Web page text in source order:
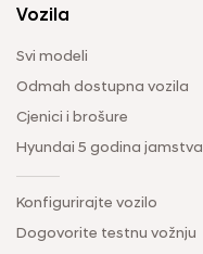
Vozila
Svi modeli
Odmah dostupna vozila
Cjenici i brošure
Hyundai 5 godina jamstva
Konfigurirajte vozilo
Dogovorite testnu vožnju